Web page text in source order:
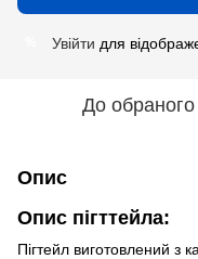
Увійти для
До обраного
Опис
Опис пігттейла:
Пігтейл виготовлений з